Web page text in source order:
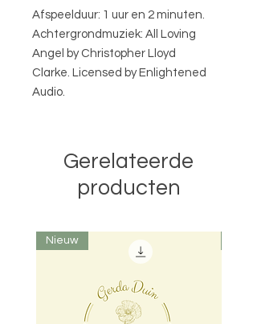
Afspeelduur: 1 uur en 2 minuten.
Achtergrondmuziek: All Loving
Angel by Christopher Lloyd
Clarke. Licensed by Enlightened
Audio.
Gerelateerde
producten
Nieuw